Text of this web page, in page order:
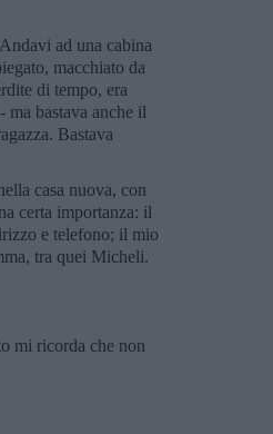
ad una cabina
macchiato da
di tempo, era
bastava anche il
Bastava
casa nuova, con
certa importanza: il
e telefono; il mio
tra quei Micheli.
mi ricorda che non